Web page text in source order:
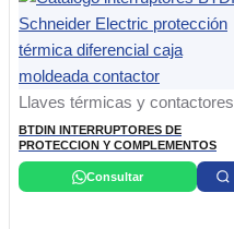
Llaves térmicas y contactores
BTDIN INTERRUPTORES DE
PROTECCION Y COMPLEMENTOS
Consultar